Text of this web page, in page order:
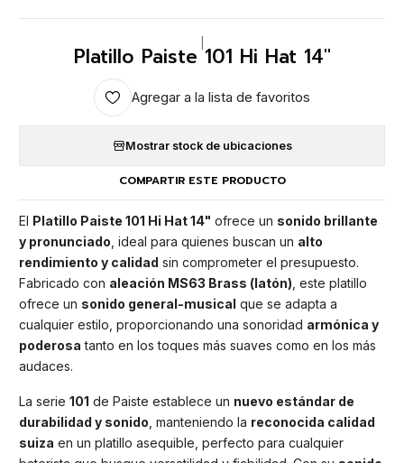
Platillo Paiste 101 Hi Hat 14"
Agregar a la lista de favoritos
Mostrar stock de ubicaciones
COMPARTIR ESTE PRODUCTO
El Platillo Paiste 101 Hi Hat 14" ofrece un sonido brillante
y pronunciado , ideal para quienes buscan un alto
rendimiento y calidad sin comprometer el presupuesto.
Fabricado con aleación MS63 Brass (latón) , este platillo
ofrece un sonido general-musical que se adapta a
cualquier estilo, proporcionando una sonoridad armónica y
poderosa tanto en los toques más suaves como en los más
audaces.
La serie 101 de Paiste establece un nuevo estándar de
durabilidad y sonido , manteniendo la reconocida calidad
suiza en un platillo asequible, perfecto para cualquier